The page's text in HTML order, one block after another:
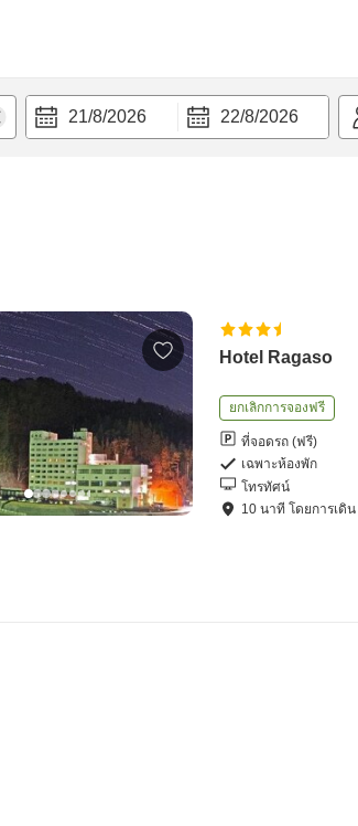
21/8/2026 22/8/2026
Hotel Ragaso
ยกเลิกการจองฟรี
ที่จอดรถ (ฟรี)
เฉพาะห้องพัก
โทรทัศน์
10 นาที โดยการเดิน